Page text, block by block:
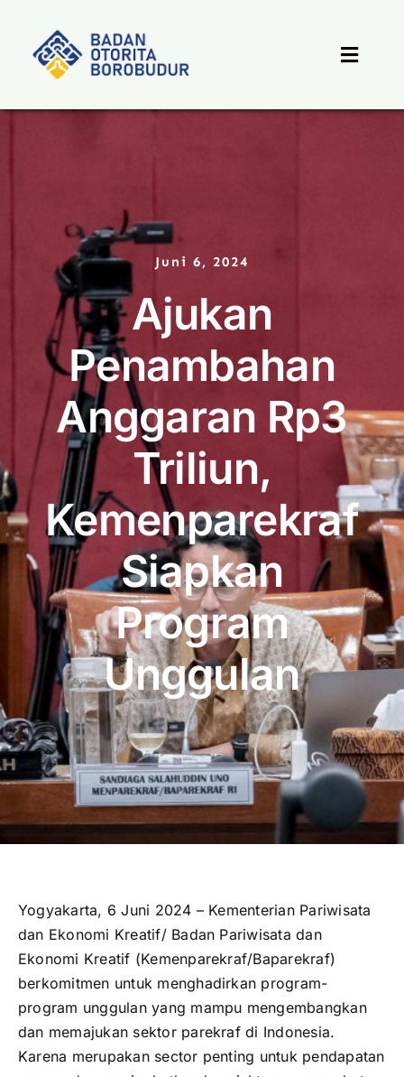
content
Toggle
Destinasi
PPID
Publikasi
Peta Wisata
BLU
Juni 6, 2024
Ajukan
Penambahan
Anggaran Rp3
Triliun,
Kemenparekraf
Siapkan
Program
Unggulan
Yogyakarta, 6 Juni 2024 – Kementerian Pariwisata
dan Ekonomi Kreatif/ Badan Pariwisata dan
Ekonomi Kreatif (Kemenparekraf/Baparekraf)
berkomitmen untuk menghadirkan program-
program unggulan yang mampu mengembangkan
dan memajukan sektor parekraf di Indonesia.
Karena merupakan sector penting untuk pendapatan